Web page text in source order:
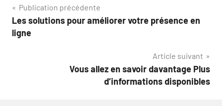
Navigation
de
Publication précédente
Les solutions pour améliorer votre présence en
ligne
Article suivant
Vous allez en savoir davantage Plus
d’informations disponibles